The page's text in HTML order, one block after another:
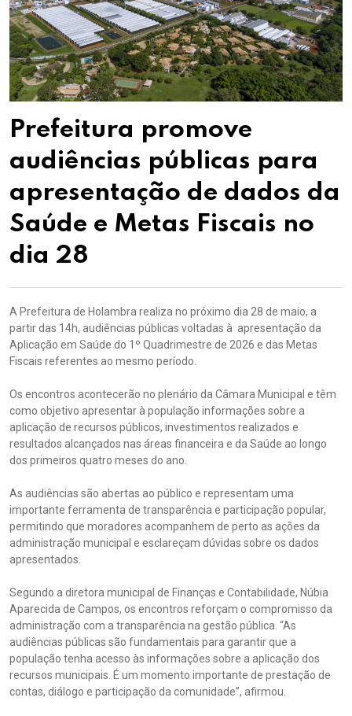
Prefeitura promove
audiências públicas para
apresentação de dados da
Saúde e Metas Fiscais no
dia 28
A Prefeitura de Holambra realiza no próximo dia 28 de maio, a
partir das 14h, audiências públicas voltadas à apresentação da
Aplicação em Saúde do 1º Quadrimestre de 2026 e das Metas
Fiscais referentes ao mesmo período.
Os encontros acontecerão no plenário da Câmara Municipal e têm
como objetivo apresentar à população informações sobre a
aplicação de recursos públicos, investimentos realizados e
resultados alcançados nas áreas financeira e da Saúde ao longo
dos primeiros quatro meses do ano.
As audiências são abertas ao público e representam uma
importante ferramenta de transparência e participação popular,
permitindo que moradores acompanhem de perto as ações da
administração municipal e esclareçam dúvidas sobre os dados
apresentados.
Segundo a diretora municipal de Finanças e Contabilidade, Núbia
Aparecida de Campos, os encontros reforçam o compromisso da
administração com a transparência na gestão pública. “As
audiências públicas são fundamentais para garantir que a
população tenha acesso às informações sobre a aplicação dos
recursos municipais. É um momento importante de prestação de
contas, diálogo e participação da comunidade”, afirmou.